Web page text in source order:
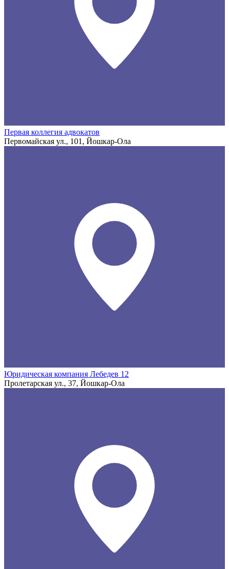
Первая коллегия адвокатов
Первомайская ул., 101, Йошкар-Ола
Юридическая компания Лебедев 12
Пролетарская ул., 37, Йошкар-Ола